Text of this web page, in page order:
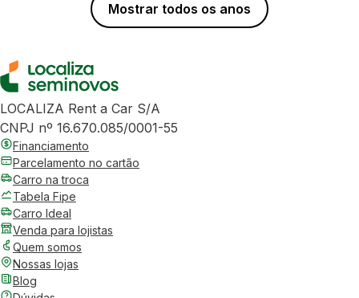
Mostrar todos os anos
LOCALIZA Rent a Car S/A
CNPJ nº 16.670.085/0001-55
Financiamento
Parcelamento no cartão
Carro na troca
Tabela Fipe
Carro Ideal
Venda para lojistas
Quem somos
Nossas lojas
Blog